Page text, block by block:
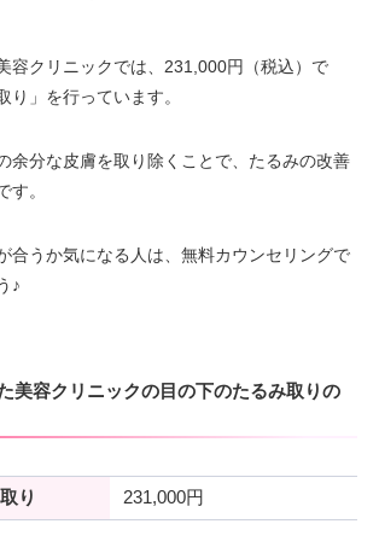
容クリニックでは、231,000円（税込）で
り」を行っています。
余分な皮膚を取り除くことで、たるみの改善
す。
合うか気になる人は、無料カウンセリングで
♪
美容クリニックの目の下のたるみ取りの
り 231,000円